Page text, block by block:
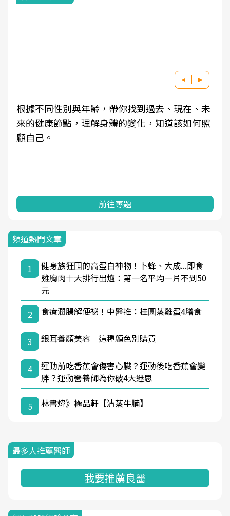
根據不同性別與年齡，帶你找到過去、現在、未
來的健康節點，理解身體的變化，知道該如何照
顧自己。
前往專題
頻道熱門文章
1
健身族狂囤的高蛋白神物！卜蜂、大成...即食
雞胸肉十大排行出爐：第一名平均一片不到50
元
2
食療潤腸解便祕！中醫推：桂圓蒸雞蛋4膳食
3 銀耳養顏美容 這種顏色別購買
4
運動前吃香蕉會傷害心臟？運動後吃香蕉會變
胖？運動營養師為你破4大迷思
5 林書煒》極品軒【清蒸牛腩】
最多人推薦醫師
我要推薦良醫